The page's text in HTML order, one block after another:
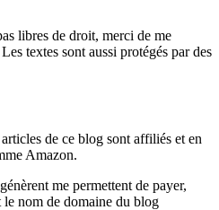
libres de droit, merci de me
textes sont aussi protégés par des
de ce blog sont affiliés et en
Amazon.
me permettent de payer,
le nom de domaine du blog